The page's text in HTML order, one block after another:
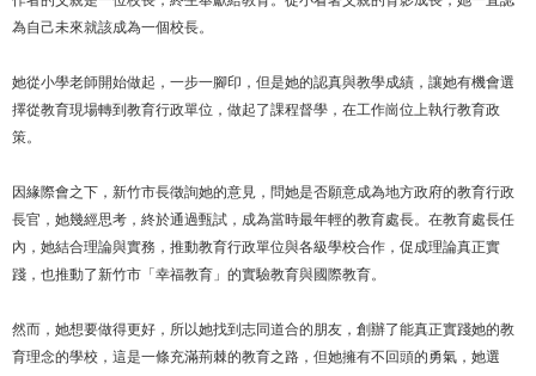
為自己未來就該成為一個校長。
她從小學老師開始做起，一步一腳印，但是她的認真與教學成績，讓她有機會選
擇從教育現場轉到教育行政單位，做起了課程督學，在工作崗位上執行教育政
策。
因緣際會之下，新竹市長徵詢她的意見，問她是否願意成為地方政府的教育行政
長官，她幾經思考，終於通過甄試，成為當時最年輕的教育處長。在教育處長任
內，她結合理論與實務，推動教育行政單位與各級學校合作，促成理論真正實
踐，也推動了新竹市「幸福教育」的實驗教育與國際教育。
然而，她想要做得更好，所以她找到志同道合的朋友，創辦了能真正實踐她的教
育理念的學校，這是一條充滿荊棘的教育之路，但她擁有不回頭的勇氣，她選